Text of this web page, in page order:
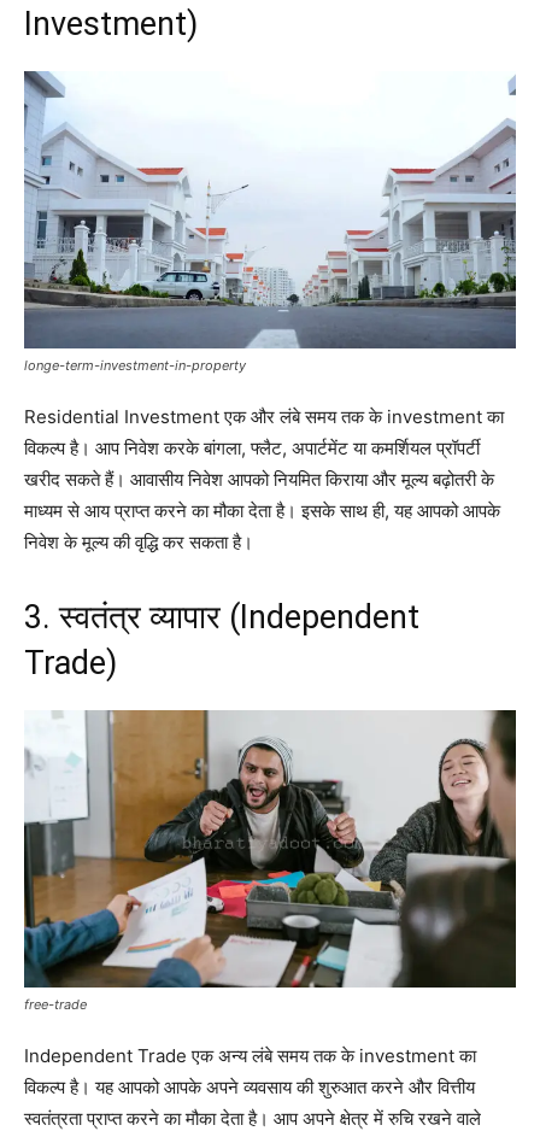
Investment)
longe-term-investment-in-property
Residential Investment एक और लंबे समय तक के investment का
विकल्प है। आप निवेश करके बांगला, फ्लैट, अपार्टमेंट या कमर्शियल प्रॉपर्टी
खरीद सकते हैं। आवासीय निवेश आपको नियमित किराया और मूल्य बढ़ोतरी के
माध्यम से आय प्राप्त करने का मौका देता है। इसके साथ ही, यह आपको आपके
निवेश के मूल्य की वृद्धि कर सकता है।
3. स्वतंत्र व्यापार (Independent
Trade)
free-trade
Independent Trade एक अन्य लंबे समय तक के investment का
विकल्प है। यह आपको आपके अपने व्यवसाय की शुरुआत करने और वित्तीय
स्वतंत्रता प्राप्त करने का मौका देता है। आप अपने क्षेत्र में रुचि रखने वाले